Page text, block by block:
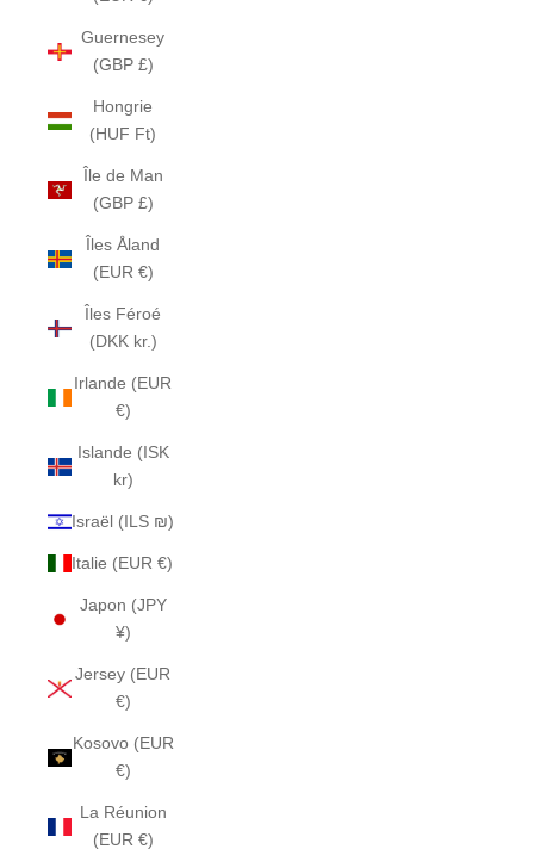
Guernesey
(GBP £)
Hongrie
(HUF Ft)
Île de Man
(GBP £)
Îles Åland
(EUR €)
Îles Féroé
(DKK kr.)
Irlande (EUR
€)
Islande (ISK
kr)
Israël (ILS ₪)
Italie (EUR €)
Japon (JPY
¥)
Jersey (EUR
€)
Kosovo (EUR
€)
La Réunion
(EUR €)